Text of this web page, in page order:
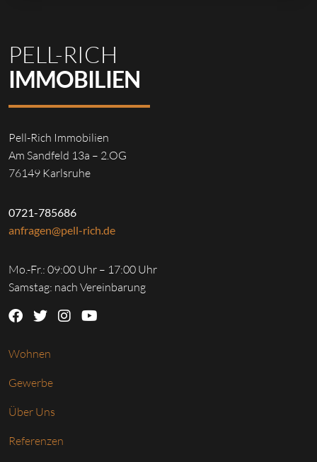
PELL-RICH
IMMOBILIEN
Pell-Rich Immobilien
Am Sandfeld 13a – 2.OG
76149 Karlsruhe
0721-785686
anfragen@pell-rich.de
Mo.-Fr.: 09:00 Uhr – 17:00 Uhr
Samstag: nach Vereinbarung
Wohnen
Gewerbe
Über Uns
Referenzen